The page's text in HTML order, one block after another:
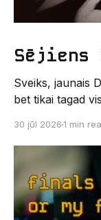
Sējiens
Sveiks, jaunais Datoriķi! 👋🏻
bet tikai tagad
Un kas gan
dzīvi LU EZTF
leģendāro “Sējienu”? 🐱 Šī
palīdzēs tev
30 jūl 20261 min